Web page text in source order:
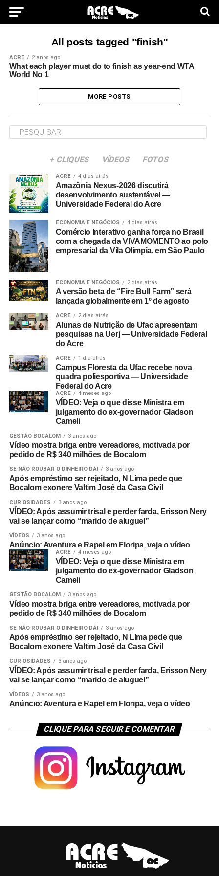
All posts tagged "finish"
ACRE 2 anos ago
What each player must do to finish as year-end WTA
World No 1
MORE POSTS
+ CLIQUES VÍDEOS FOTOS
ACRE 4 dias atrás
Amazônia Nexus-2026 discutirá
desenvolvimento sustentável —
Universidade Federal do Acre
ECONOMIA E NEGÓCIOS 4 dias atrás
Comércio Interativo ganha força no Brasil
com a chegada da VIVAMOMENTO ao polo
empresarial da Vila Olímpia, em São Paulo
ECONOMIA E NEGÓCIOS 2 dias atrás
A versão beta de “Fire Bull Farm” será
lançada globalmente em 1º de agosto
ACRE 2 dias atrás
Alunas de Nutrição de Ufac apresentam
pesquisas na Uerj — Universidade Federal
do Acre
ACRE 1 dia atrás
Campus Floresta da Ufac recebe nova
quadra poliesportiva — Universidade
Federal do Acre
ACRE 4 meses ago
VÍDEO: Veja o que disse Ministra em
julgamento do ex-governador Gladson
Cameli
GESTÃO BOCALOM 3 anos ago
Vídeo mostra briga entre vereadores, motivada por
pedido de R$ 340 milhões de Bocalom
SE NÃO ROUBAR O DINHEIRO DÁ! 3 anos ago
Após empréstimo ser rejeitado, N Lima pede que
Bocalom exonere Valtim José da Casa Civil
CURIOSIDADES 3 anos ago
VÍDEO: Após assumir trisal e perder farda, Erisson Nery
vai se lançar como “marido de aluguel”
VÍDEOS 3 anos ago
Anúncio: Aventura e Rapel em Floripa, veja o vídeo
ACRE 4 meses ago
VÍDEO: Veja o que disse Ministra em
julgamento do ex-governador Gladson
Cameli
GESTÃO BOCALOM 3 anos ago
Vídeo mostra briga entre vereadores, motivada por
pedido de R$ 340 milhões de Bocalom
SE NÃO ROUBAR O DINHEIRO DÁ! 3 anos ago
Após empréstimo ser rejeitado, N Lima pede que
Bocalom exonere Valtim José da Casa Civil
CURIOSIDADES 3 anos ago
VÍDEO: Após assumir trisal e perder farda, Erisson Nery
vai se lançar como “marido de aluguel”
VÍDEOS 3 anos ago
Anúncio: Aventura e Rapel em Floripa, veja o vídeo
CLIQUE PARA SEGUIR E COMENTAR